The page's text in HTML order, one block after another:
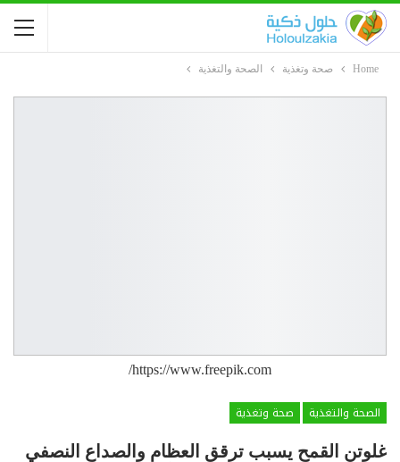
Home صحة وتغذية الصحة والتغذية
https://www.freepik.com/
الصحة والتغذية
صحة وتغذية
غلوتن القمح يسبب ترقق العظام والصداع النصفي